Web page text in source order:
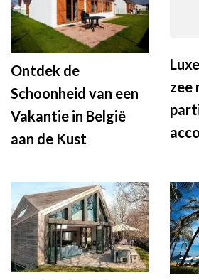
Ontdek de
Schoonheid van een
Vakantie in België
aan de Kust
zee